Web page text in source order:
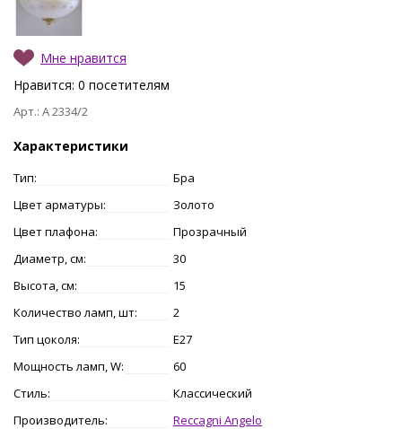
Мне нравится
Нравится: 0 посетителям
Арт.: A 2334/2
Характеристики
Тип:
Бра
Цвет арматуры:
Золото
Цвет плафона:
Прозрачный
Диаметр, см:
30
Высота, см:
15
Количество ламп, шт:
2
Тип цоколя:
E27
Мощность ламп, W:
60
Стиль:
Классический
Производитель:
Reccagni Angelo